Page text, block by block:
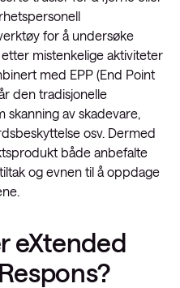
for å undersøke
mistenkelige aktiviteter
med EPP (End Point
den tradisjonelle
av skadevare,
osv. Dermed
både anbefalte
og evnen til å oppdage
eXtended